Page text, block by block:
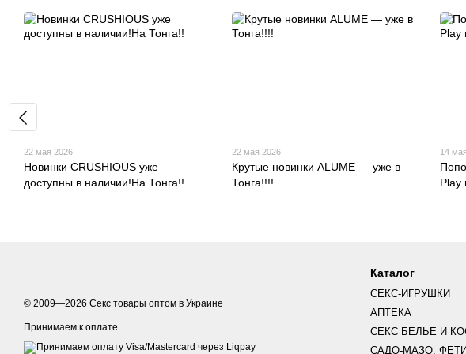
22 мая 2026
Новинки CRUSHIOUS уже
доступны в наличии!На Тонга!!
22 мая 2026
Крутые новинки ALUME — уже в
Тонга!!!!
14
Play
© 2009—2026 Секс товары оптом в Украине
Принимаем к оплате
Каталог
СЕКС-ИГРУШКИ
АПТЕКА
СЕКС БЕЛЬЕ И
САДО-МАЗО,